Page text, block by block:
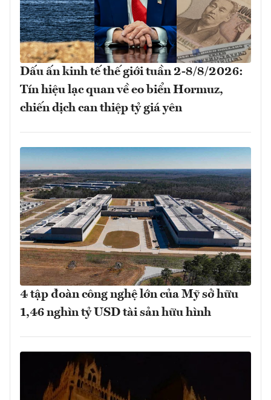
Dấu ấn kinh tế thế giới tuần 2-8/8/2026:
Tín hiệu lạc quan về eo biển Hormuz,
chiến dịch can thiệp tỷ giá yên
4 tập đoàn công nghệ lớn của Mỹ sở hữu
1,46 nghìn tỷ USD tài sản hữu hình